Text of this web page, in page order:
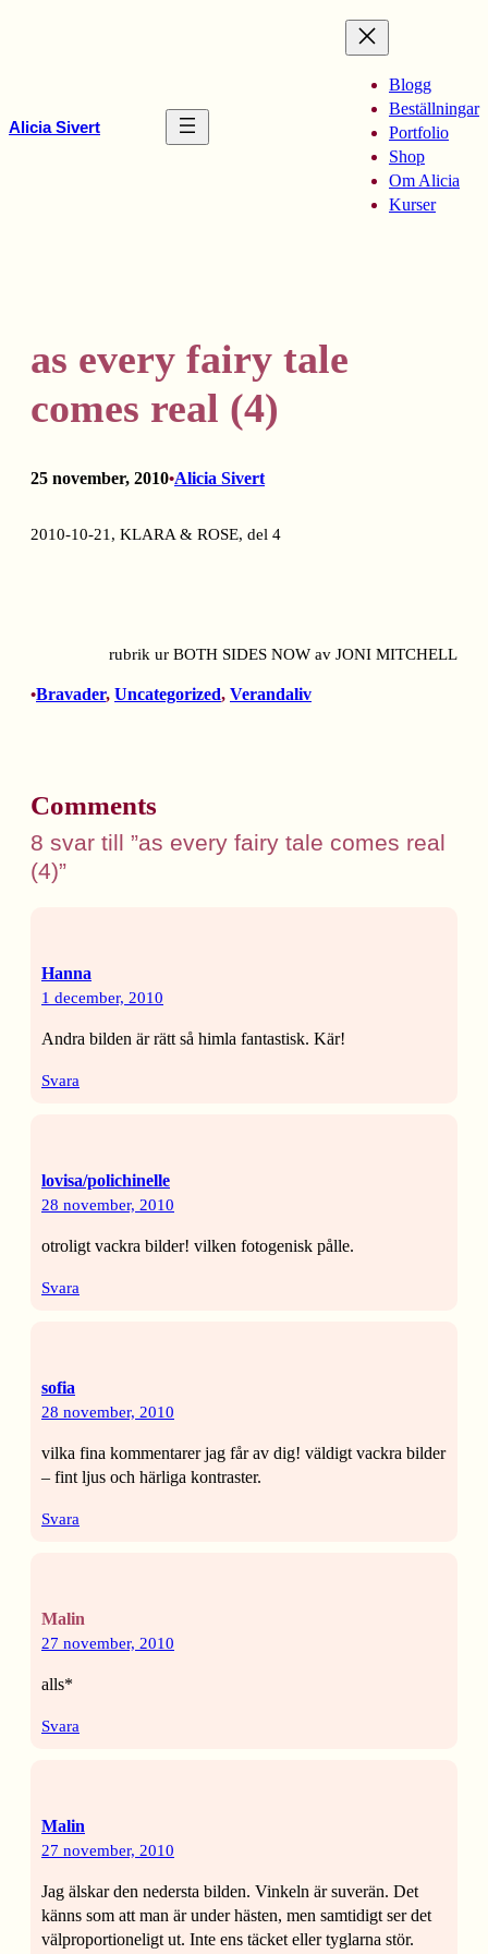
Alicia Sivert
Blogg
Beställningar
Portfolio
Shop
Om Alicia
Kurser
as every fairy tale
comes real (4)
25 november, 2010•Alicia Sivert
2010-10-21, KLARA & ROSE, del 4
rubrik ur BOTH SIDES NOW av JONI MITCHELL
•Bravader, Uncategorized, Verandaliv
Comments
8 svar till ”as every fairy tale comes real
(4)”
Hanna
1 december, 2010
Andra bilden är rätt så himla fantastisk. Kär!
Svara
lovisa/polichinelle
28 november, 2010
otroligt vackra bilder! vilken fotogenisk pålle.
Svara
sofia
28 november, 2010
vilka fina kommentarer jag får av dig! väldigt vackra bilder
– fint ljus och härliga kontraster.
Svara
Malin
27 november, 2010
alls*
Svara
Malin
27 november, 2010
Jag älskar den nedersta bilden. Vinkeln är suverän. Det
känns som att man är under hästen, men samtidigt ser det
välproportioneligt ut. Inte ens täcket eller tyglarna stör.